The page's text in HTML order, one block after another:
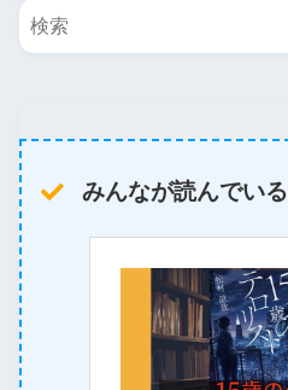
みんなが読んでいる